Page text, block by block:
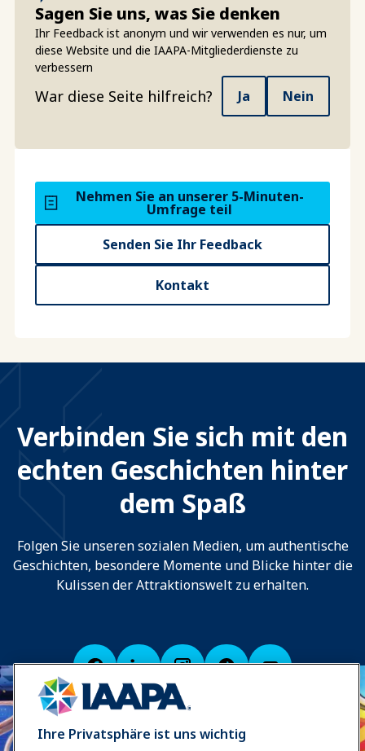
Sagen Sie uns, was Sie denken
Ihr Feedback ist anonym und wir verwenden es nur, um
diese Website und die IAAPA-Mitgliederdienste zu
verbessern
War diese Seite hilfreich? Ja Nein
Nehmen Sie an unserer 5-Minuten-
Umfrage teil
Senden Sie Ihr Feedback
Kontakt
Verbinden Sie sich mit den
echten Geschichten hinter
dem Spaß
Folgen Sie unseren sozialen Medien, um authentische
Geschichten, besondere Momente und Blicke hinter die
Kulissen der Attraktionswelt zu erhalten.
Ihre Privatsphäre ist uns wichtig